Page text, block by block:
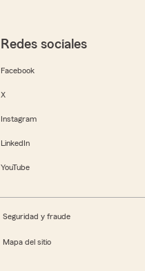
Redes sociales
Facebook
X
Instagram
LinkedIn
YouTube
Seguridad y fraude
Mapa del sitio